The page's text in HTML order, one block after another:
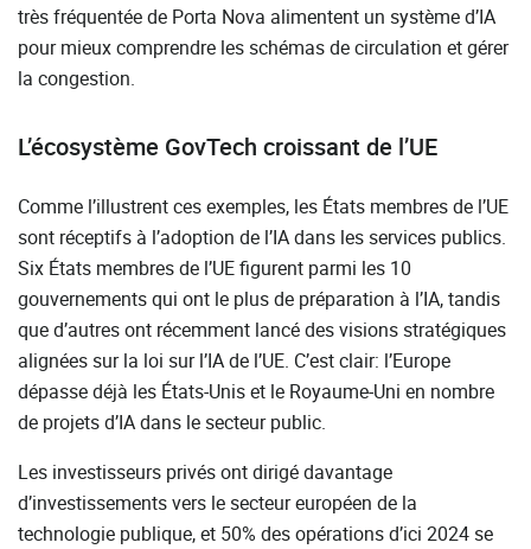
très fréquentée de Porta Nova alimentent un système d’IA
pour mieux comprendre les schémas de circulation et gérer
la congestion.
L’écosystème GovTech croissant de l’UE
Comme l’illustrent ces exemples, les États membres de l’UE
sont réceptifs à l’adoption de l’IA dans les services publics.
Six États membres de l’UE figurent parmi les 10
gouvernements qui ont le plus de préparation à l’IA, tandis
que d’autres ont récemment lancé des visions stratégiques
alignées sur la loi sur l’IA de l’UE. C’est clair: l’Europe
dépasse déjà les États-Unis et le Royaume-Uni en nombre
de projets d’IA dans le secteur public.
Les investisseurs privés ont dirigé davantage
d’investissements vers le secteur européen de la
technologie publique, et 50% des opérations d’ici 2024 se